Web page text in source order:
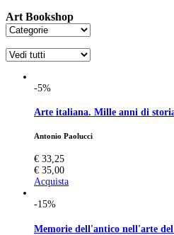
Art Bookshop
-5%
Arte italiana. Mille anni di
Antonio Paolucci
€ 33,25
€ 35,00
Acquista
-15%
Memorie dell'antico nell'arte del